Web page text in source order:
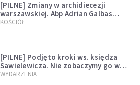
[PILNE] Zmiany w archidiecezji
warszawskiej. Abp Adrian Galbas
wręczył dekrety nowym proboszczom
KOŚCIÓŁ
[PILNE] Podjęto kroki ws. księdza
Sawielewicza. Nie zobaczymy go w
mediach
WYDARZENIA